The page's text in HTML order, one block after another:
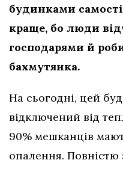
будинками
краще, бо люди
господарями й
бахмутянка.
На сьогодні, цей
відключений від
90% мешканців
опалення. Повністю